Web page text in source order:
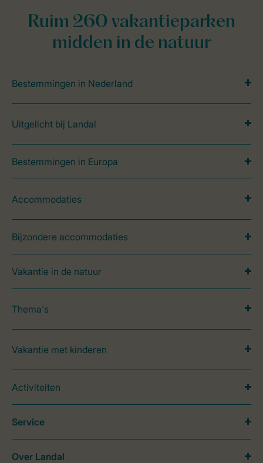
Ruim 260 vakantieparken
midden in de natuur
Bestemmingen in Nederland
Uitgelicht bij Landal
Bestemmingen in Europa
Accommodaties
Bijzondere accommodaties
Vakantie in de natuur
Thema's
Vakantie met kinderen
Activiteiten
Service
Over Landal